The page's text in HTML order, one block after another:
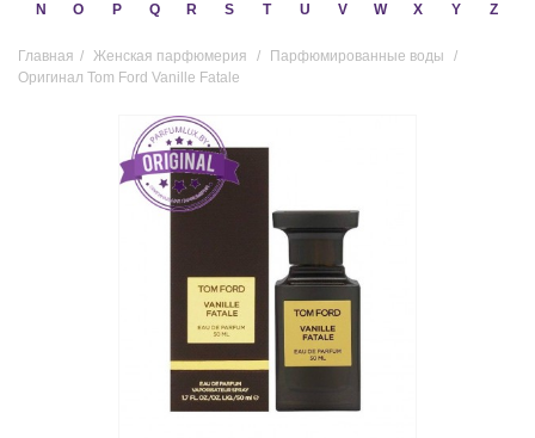
N O P Q R S T U V W X Y Z
Главная / Женская парфюмерия / Парфюмированные воды
/
Оригинал Tom Ford Vanille Fatale